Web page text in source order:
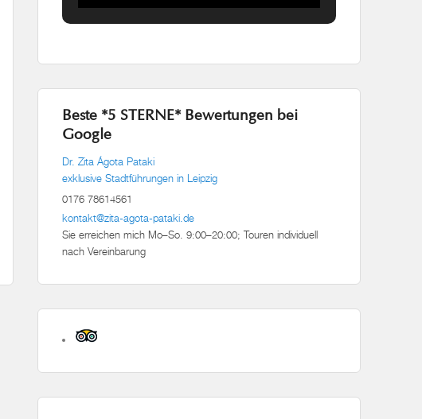
Beste *5 STERNE* Bewertungen bei
Google
Dr. Zita Ágota Pataki
exklusive Stadtführungen in Leipzig
0176 78614561
kontakt@zita-agota-pataki.de
Sie erreichen mich Mo–So. 9:00–20:00; Touren individuell
nach Vereinbarung